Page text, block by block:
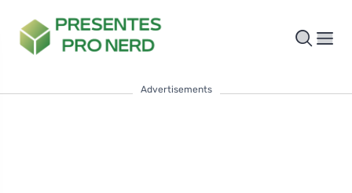
Advertisements